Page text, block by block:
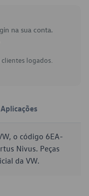
na sua conta.
logados.
Aplicações
o código 6EA-
Nivus. Peças
da VW.